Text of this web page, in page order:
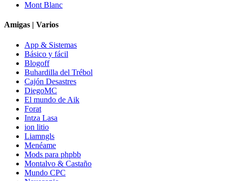
Mont Blanc
Amigas | Varios
App & Sistemas
Básico y fácil
Blogoff
Buhardilla del Trébol
Cajón Desastres
DiegoMC
El mundo de Aik
Forat
Intza Lasa
ion litio
Liamngls
Menéame
Mods para phpbb
Montalvo & Castaño
Mundo CPC